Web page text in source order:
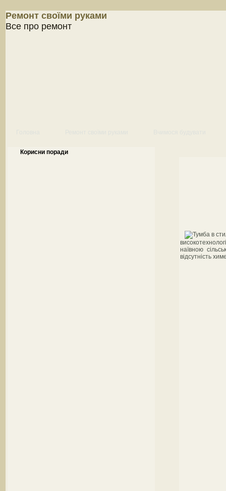
Ремонт своїми руками
Все про ремонт
Корисни поради
наївною
відсутність